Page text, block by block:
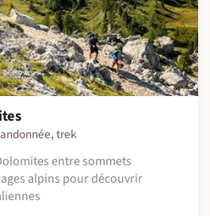
trek
entre sommets
alpins pour découvrir